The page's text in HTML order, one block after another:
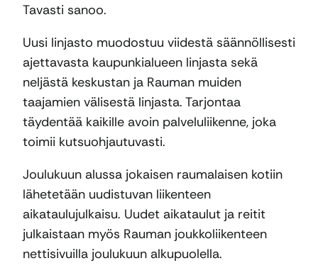
Tavasti sanoo.
Uusi linjasto muodostuu viidestä säännöllisesti
ajettavasta kaupunkialueen linjasta sekä
neljästä keskustan ja Rauman muiden
taajamien välisestä linjasta. Tarjontaa
täydentää kaikille avoin palveluliikenne, joka
toimii kutsuohjautuvasti.
Joulukuun alussa jokaisen raumalaisen kotiin
lähetetään uudistuvan liikenteen
aikataulujulkaisu. Uudet aikataulut ja reitit
julkaistaan myös Rauman joukkoliikenteen
nettisivuilla joulukuun alkupuolella.